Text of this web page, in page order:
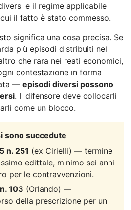
e il regime applicabile
il fatto è stato commesso.
significa una cosa precisa. Se
più episodi distribuiti nel
che rara nei reati economici,
contestazione in forma
— episodi diversi possono
. Il difensore deve collocarli
come un blocco.
sono succedute
n. 251 (ex Cirielli) — termine
edittale, minimo sei anni
per le contravvenzioni.
103 (Orlando) —
della prescrizione per un